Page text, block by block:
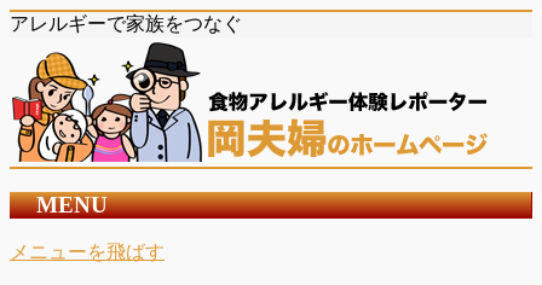
アレルギーで家族をつなぐ
MENU
メニューを飛ばす